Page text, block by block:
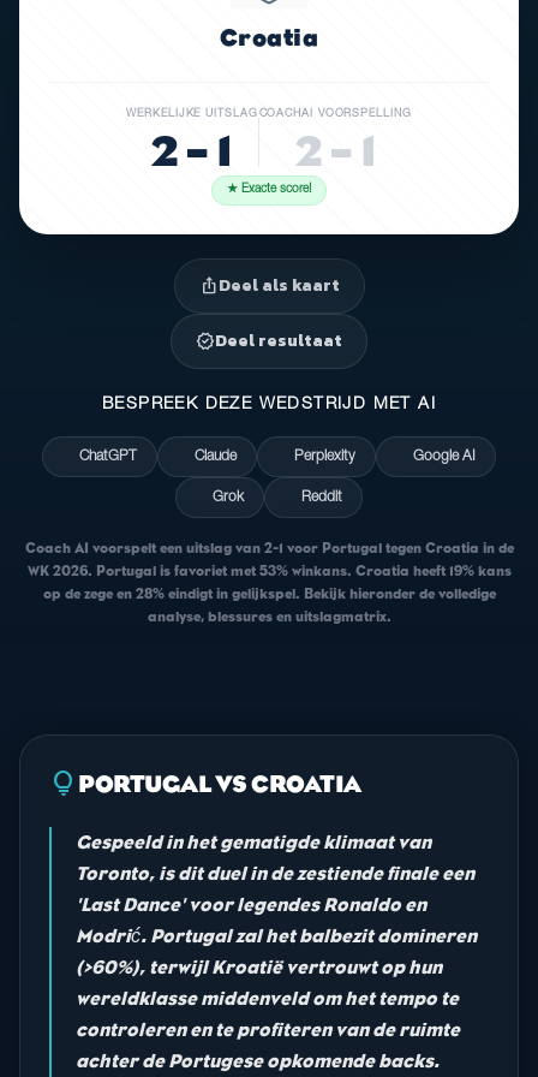
Croatia
WERKELIJKE UITSLAG
2 – 1
COACHAI VOORSPELLING
2 – 1
★ Exacte score!
ios_shareDeel als kaart
verifiedDeel resultaat
BESPREEK DEZE WEDSTRIJD MET AI
ChatGPT Claude Perplexity Google AI
Grok Reddit
Coach AI voorspelt een uitslag van 2-1 voor Portugal tegen Croatia in de
WK 2026. Portugal is favoriet met 53% winkans. Croatia heeft 19% kans
op de zege en 28% eindigt in gelijkspel. Bekijk hieronder de volledige
analyse, blessures en uitslagmatrix.
lightbulb PORTUGAL VS CROATIA
Gespeeld in het gematigde klimaat van
Toronto, is dit duel in de zestiende finale een
'Last Dance' voor legendes Ronaldo en
Modrić. Portugal zal het balbezit domineren
(>60%), terwijl Kroatië vertrouwt op hun
wereldklasse middenveld om het tempo te
controleren en te profiteren van de ruimte
achter de Portugese opkomende backs.